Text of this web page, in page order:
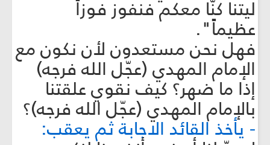
ليتنا كنّا معكم فنفوز فوزاً
عظيماً".
فهل نحن مستعدون لأن نكون مع
الإمام المهدي (عجّل الله فرجه)
إذا ما ضهر؟ كيف نقوي علقتنا
بالإمام المهدي (عجّل الله فرجه)؟
- يأخذ القائد الاجابة ثم يعقب: